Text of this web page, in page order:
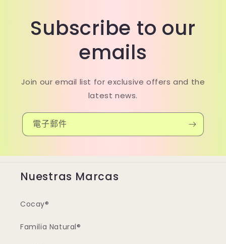
Subscribe to our
emails
Join our email list for exclusive offers and the
latest news.
電子郵件
Nuestras Marcas
Cocay®
Familia Natural®